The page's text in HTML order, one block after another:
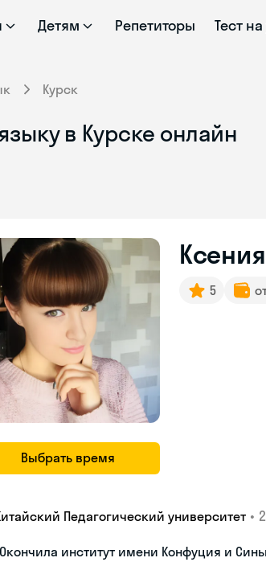
Детям Репетиторы Тест
Курск
в Курске онлайн
Выбрать время
Ксения
5
Педагогический университет •
Окончила институт имени Конфуция и